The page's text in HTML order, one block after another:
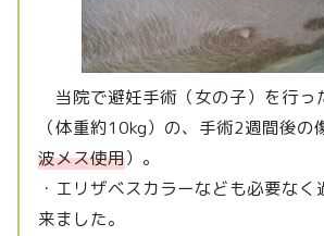
当院で避妊手術（女の子）を行っ
（体重約10kg）の、手術2週間後の
波メス使用）。
・エリザベスカラーなども必要なく
来ました。